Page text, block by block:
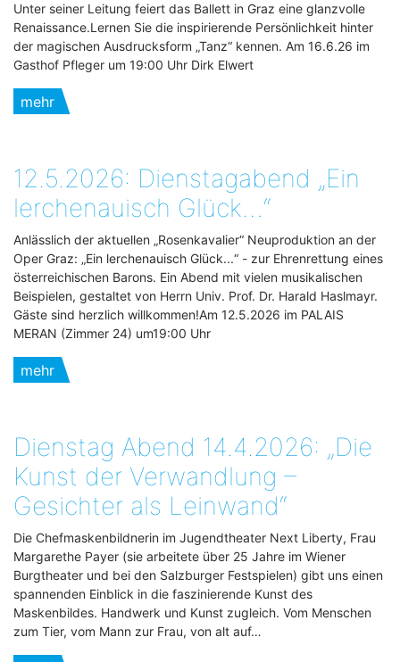
Unter seiner Leitung feiert das Ballett in Graz eine glanzvolle
Renaissance.Lernen Sie die inspirierende Persönlichkeit hinter
der magischen Ausdrucksform „Tanz“ kennen. Am 16.6.26 im
Gasthof Pfleger um 19:00 Uhr Dirk Elwert
mehr
12.5.2026: Dienstagabend „Ein
lerchenauisch Glück…“
Anlässlich der aktuellen „Rosenkavalier“ Neuproduktion an der
Oper Graz: „Ein lerchenauisch Glück...“ - zur Ehrenrettung eines
österreichischen Barons. Ein Abend mit vielen musikalischen
Beispielen, gestaltet von Herrn Univ. Prof. Dr. Harald Haslmayr.
Gäste sind herzlich willkommen!Am 12.5.2026 im PALAIS
MERAN (Zimmer 24) um19:00 Uhr
mehr
Dienstag Abend 14.4.2026: „Die
Kunst der Verwandlung –
Gesichter als Leinwand“
Die Chefmaskenbildnerin im Jugendtheater Next Liberty, Frau
Margarethe Payer (sie arbeitete über 25 Jahre im Wiener
Burgtheater und bei den Salzburger Festspielen) gibt uns einen
spannenden Einblick in die faszinierende Kunst des
Maskenbildes. Handwerk und Kunst zugleich. Vom Menschen
zum Tier, vom Mann zur Frau, von alt auf…